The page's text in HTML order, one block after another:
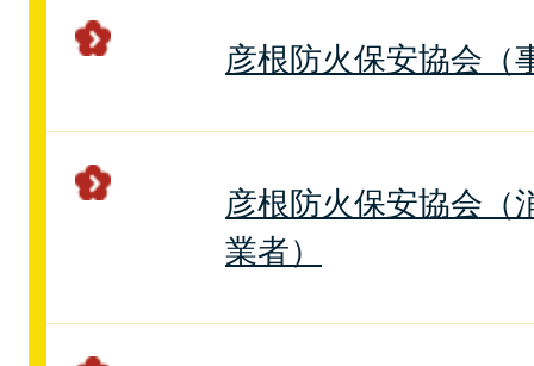
彦根防火保安協会（
彦根防火保安協会（
業者）